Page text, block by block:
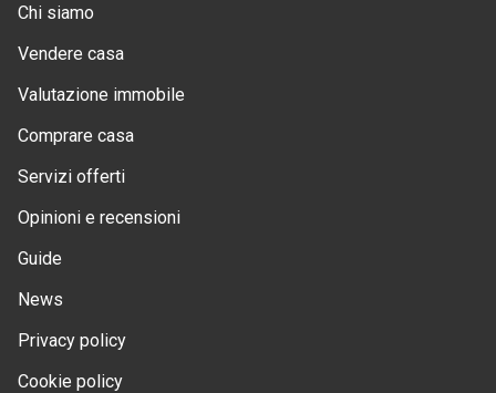
Chi siamo
Vendere casa
Valutazione immobile
Comprare casa
Servizi offerti
Opinioni e recensioni
Guide
News
Privacy policy
Cookie policy